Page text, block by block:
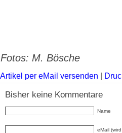
Fotos: M. Bösche
Artikel per eMail versenden
Bisher keine Kommentare
Name
eMail